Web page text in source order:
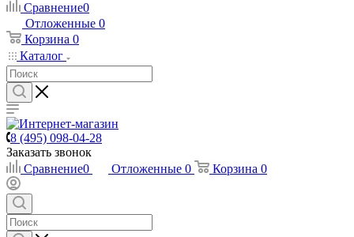
Сравнение0
Отложенные 0
Корзина 0
Каталог
8 (495) 098-04-28
Заказать звонок
Сравнение0 Отложенные 0 Корзина 0